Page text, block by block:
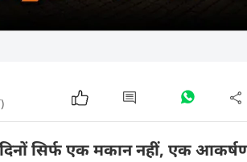
सिर्फ एक मकान नहीं, एक